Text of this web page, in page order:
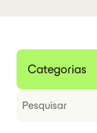
Categorias